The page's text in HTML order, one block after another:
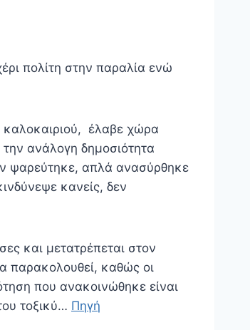
πολίτη στην παραλία ενώ
καλοκαιριού, έλαβε χώρα
ανάλογη δημοσιότητα
ψαρεύτηκε, απλά ανασύρθηκε
κανείς, δεν
και μετατρέπεται στον
παρακολουθεί, καθώς οι
που ανακοινώθηκε είναι
τοξικύ… Πηγή